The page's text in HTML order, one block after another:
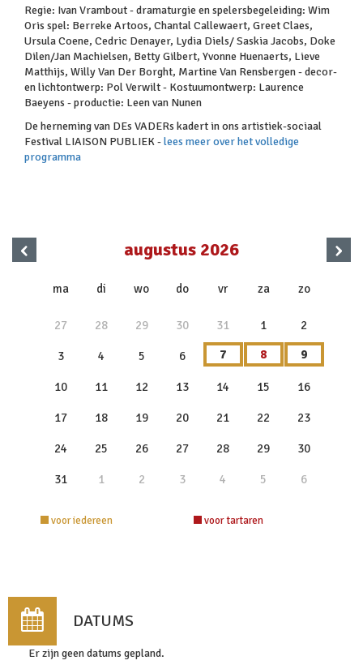
Regie: Ivan Vrambout - dramaturgie en spelersbegeleiding: Wim
Oris spel: Berreke Artoos, Chantal Callewaert, Greet Claes,
Ursula Coene, Cedric Denayer, Lydia Diels/ Saskia Jacobs, Doke
Dilen/Jan Machielsen, Betty Gilbert, Yvonne Huenaerts, Lieve
Matthijs, Willy Van Der Borght, Martine Van Rensbergen - decor-
en lichtontwerp: Pol Verwilt - Kostuumontwerp: Laurence
Baeyens - productie: Leen van Nunen
De herneming van DEs VADERs kadert in ons artistiek-sociaal
Festival LIAISON PUBLIEK -lees meer over het volledige
programma
‹ augustus 2026
ma di wo do vr za zo
27 28 29 30 31 1 2
3 4 5 6 7 8 9
10 11 12 13 14 15 16
17 18 19 20 21 22 23
24 25 26 27 28 29 30
31 1 2 3 4 5 6
›
voor iedereen voor tartaren
DATUMS
Er zijn geen datums gepland.